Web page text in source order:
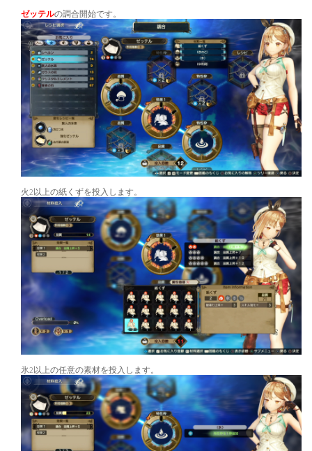
ゼッテルの調合開始です。
火2以上の紙くずを投入します。
氷2以上の任意の素材を投入します。